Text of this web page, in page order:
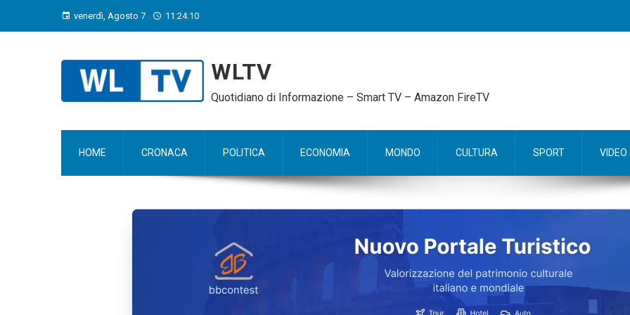
venerdì, Agosto 7 11:24:11
WLTV
Quotidiano di Informazione – Smart TV – Amazon FireTV
HOME CRONACA POLITICA ECONOMIA MONDO CULTURA SPORT VIDEO